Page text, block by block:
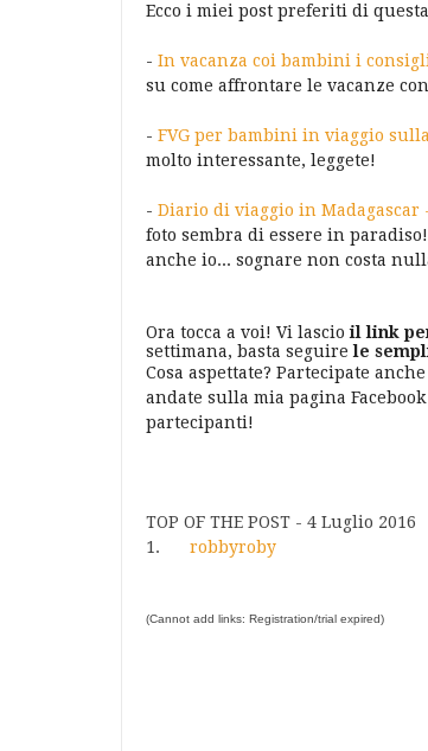
Ecco i miei post preferiti di
- In vacanza coi bambini i
su come affrontare le vacanze
- FVG per bambini in viaggio
molto interessante, leggete!
- Diario di viaggio in
foto sembra di essere in
anche io... sognare non costa
Ora tocca a voi! Vi lascioil link
settimana, basta seguirele
Cosa aspettate? Partecipate
andate sulla mia pagina Facebook
partecipanti!
TOP OF THE POST - 4 Luglio 2016
1.
robbyroby
(Cannot add links: Registration/trial expired)